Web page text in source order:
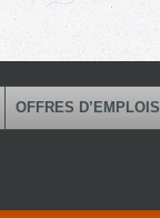
OFFRES D’EMPLOIS